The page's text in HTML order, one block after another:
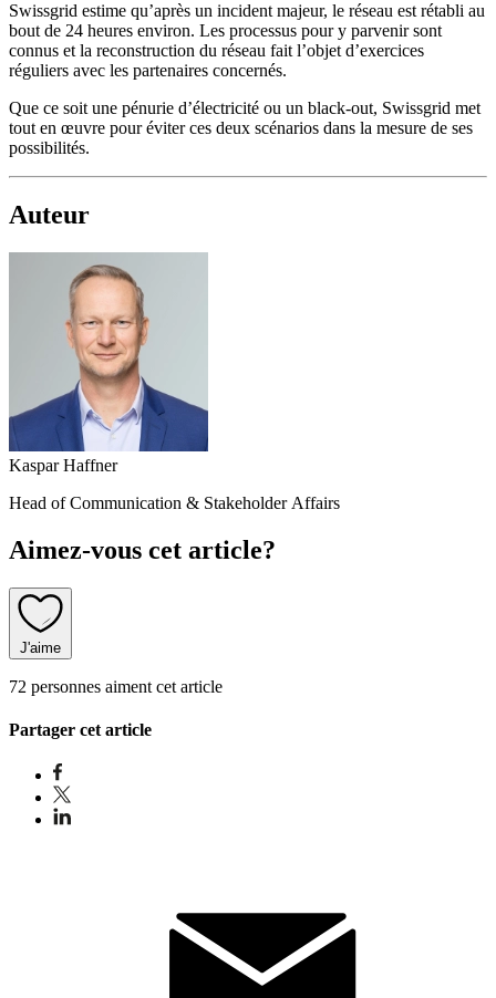
Swissgrid estime qu’après un incident majeur, le réseau est rétabli au
bout de 24 heures environ. Les processus pour y parvenir sont
connus et la reconstruction du réseau fait l’objet d’exercices
réguliers avec les partenaires concernés.
Que ce soit une pénurie d’électricité ou un black-out, Swissgrid met
tout en œuvre pour éviter ces deux scénarios dans la mesure de ses
possibilités.
Auteur
Kaspar Haffner
Head of Communication & Stakeholder Affairs
Aimez-vous cet article?
J'aime
72 personnes aiment cet article
Partager cet article